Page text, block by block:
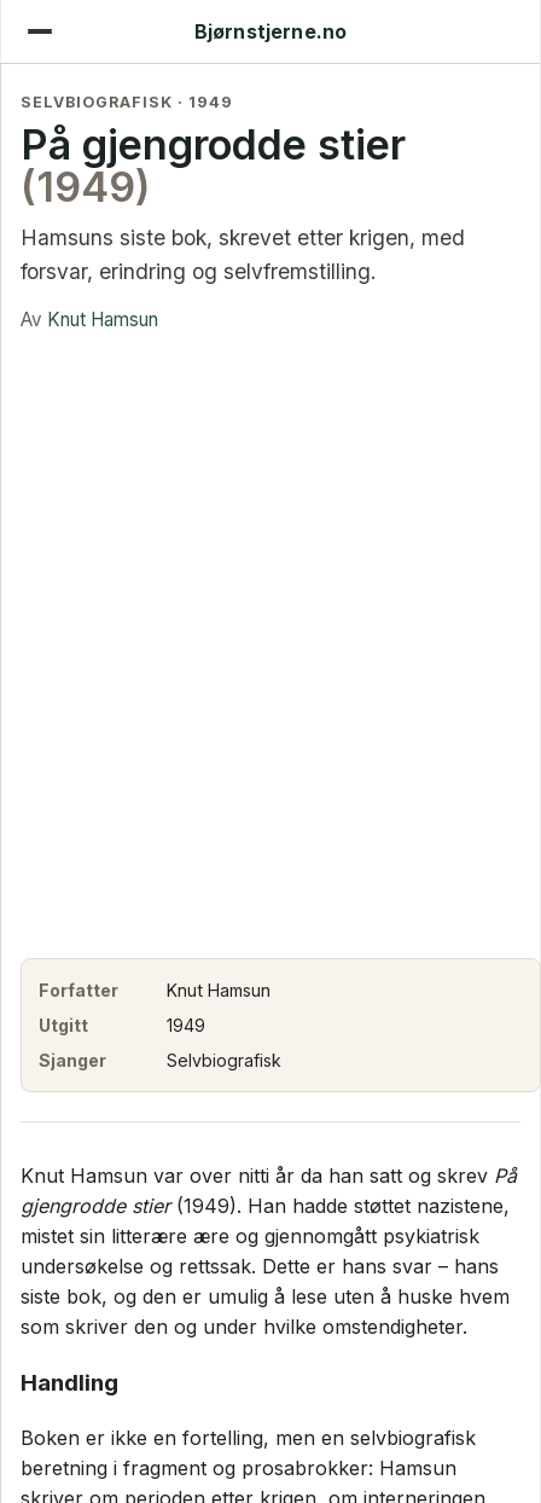
Bjørnstjerne.no
SELVBIOGRAFISK · 1949
På gjengrodde stier
(1949)
Hamsuns siste bok, skrevet etter krigen, med
forsvar, erindring og selvfremstilling.
Av Knut Hamsun
Forfatter
Knut Hamsun
Utgitt
1949
Sjanger
Selvbiografisk
Knut Hamsun var over nitti år da han satt og skrev På
gjengrodde stier(1949). Han hadde støttet nazistene,
mistet sin litterære ære og gjennomgått psykiatrisk
undersøkelse og rettssak. Dette er hans svar – hans
siste bok, og den er umulig å lese uten å huske hvem
som skriver den og under hvilke omstendigheter.
Handling
Boken er ikke en fortelling, men en selvbiografisk
beretning i fragment og prosabrokker: Hamsun
skriver om perioden etter krigen, om interneringen